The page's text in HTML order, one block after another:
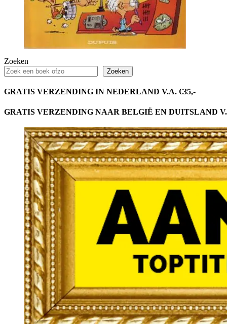
Zoeken
Zoeken
GRATIS VERZENDING IN NEDERLAND V.A. €35,-
GRATIS VERZENDING NAAR BELGIË EN DUITSLAND